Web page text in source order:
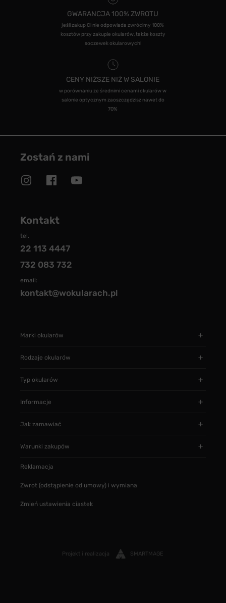
GWARANCJA 100% ZWROTU
jeśli zakup Ci nie odpowiada zwrócimy 100%
kosztów przy zakupie okularów, także koszty
soczewek okularowych!
CENY NIŻSZE NIŻ W SALONIE
w porównaniu ze średnimi cenami okularów w
salonie optycznym zaoszczędzisz nawet do
70%
Zostań z nami
Kontakt
tel.
22 113 4447
732 083 732
email:
kontakt@wokularach.pl
Marki okularów
Rodzaje okularów
Typ okularów
Informacje
Jak zamawiać
Warunki zakupów
Reklamacja
Zwrot (odstąpienie od umowy) i wymiana
Zmień ustawienia ciastek
Projekt i realizacja SMARTMAGE